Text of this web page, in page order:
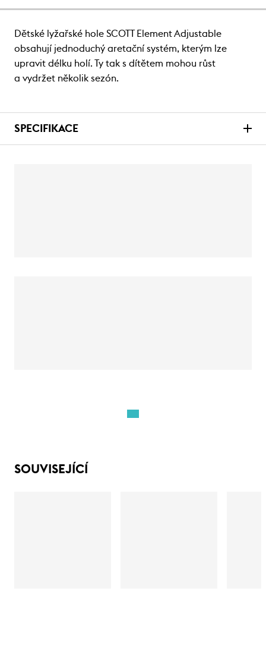
Dětské lyžařské hole SCOTT Element Adjustable
obsahují jednoduchý aretační systém, kterým lze
upravit délku holí. Ty tak s dítětem mohou růst
a vydržet několik sezón.
SPECIFIKACE
SOUVISEJÍCÍ